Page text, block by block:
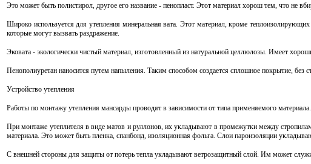
Это может быть полистирол, другое его название - пенопласт. Этот материал хорош тем, что не
Широко используется для утепления минеральная вата. Этот материал, кроме
которые могут вызвать раздражение.
Эковата - экологически чистый материал, изготовленный из натуральной целлюлозы. Имеет
Пенополиуретан наносится путем напыления. Таким способом создается сплошное покрытие,
Устройство утепления
Работы по монтажу утепления мансарды проводят в зависимости от типа применяемого материала.
При монтаже утеплителя в виде матов и руллонов, их укладывают в промежутки между
материала. Это может быть пленка, спанбонд, изоляционная фольга. Слои пароизоляции
С внешней стороны для защиты от потерь тепла укладывают ветрозащитный слой. Им может